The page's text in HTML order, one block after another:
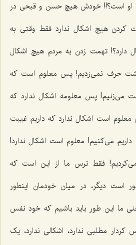
او است؟!! خودش هیچ حسن و قبحی در
کردن هیچ اشکال ندارد فقط وقتی به
دارد؟! تهمت زدن به مردم هیچ اشکال
حرف نمی‌زدیم! پس معلوم است که
می‌زنیم! پس معلومه اشکال ندارد که
است اشکال ندارد که داریم غیبت
می‌کنیم! معلوم است اشکال ندارد!
فقط ترس ما از این است که
دیگر، در میان خودمان اینطور
ما این طور باید باشیم که خود نفس
مطلبی ندارد، اشکالی ندارد، یک